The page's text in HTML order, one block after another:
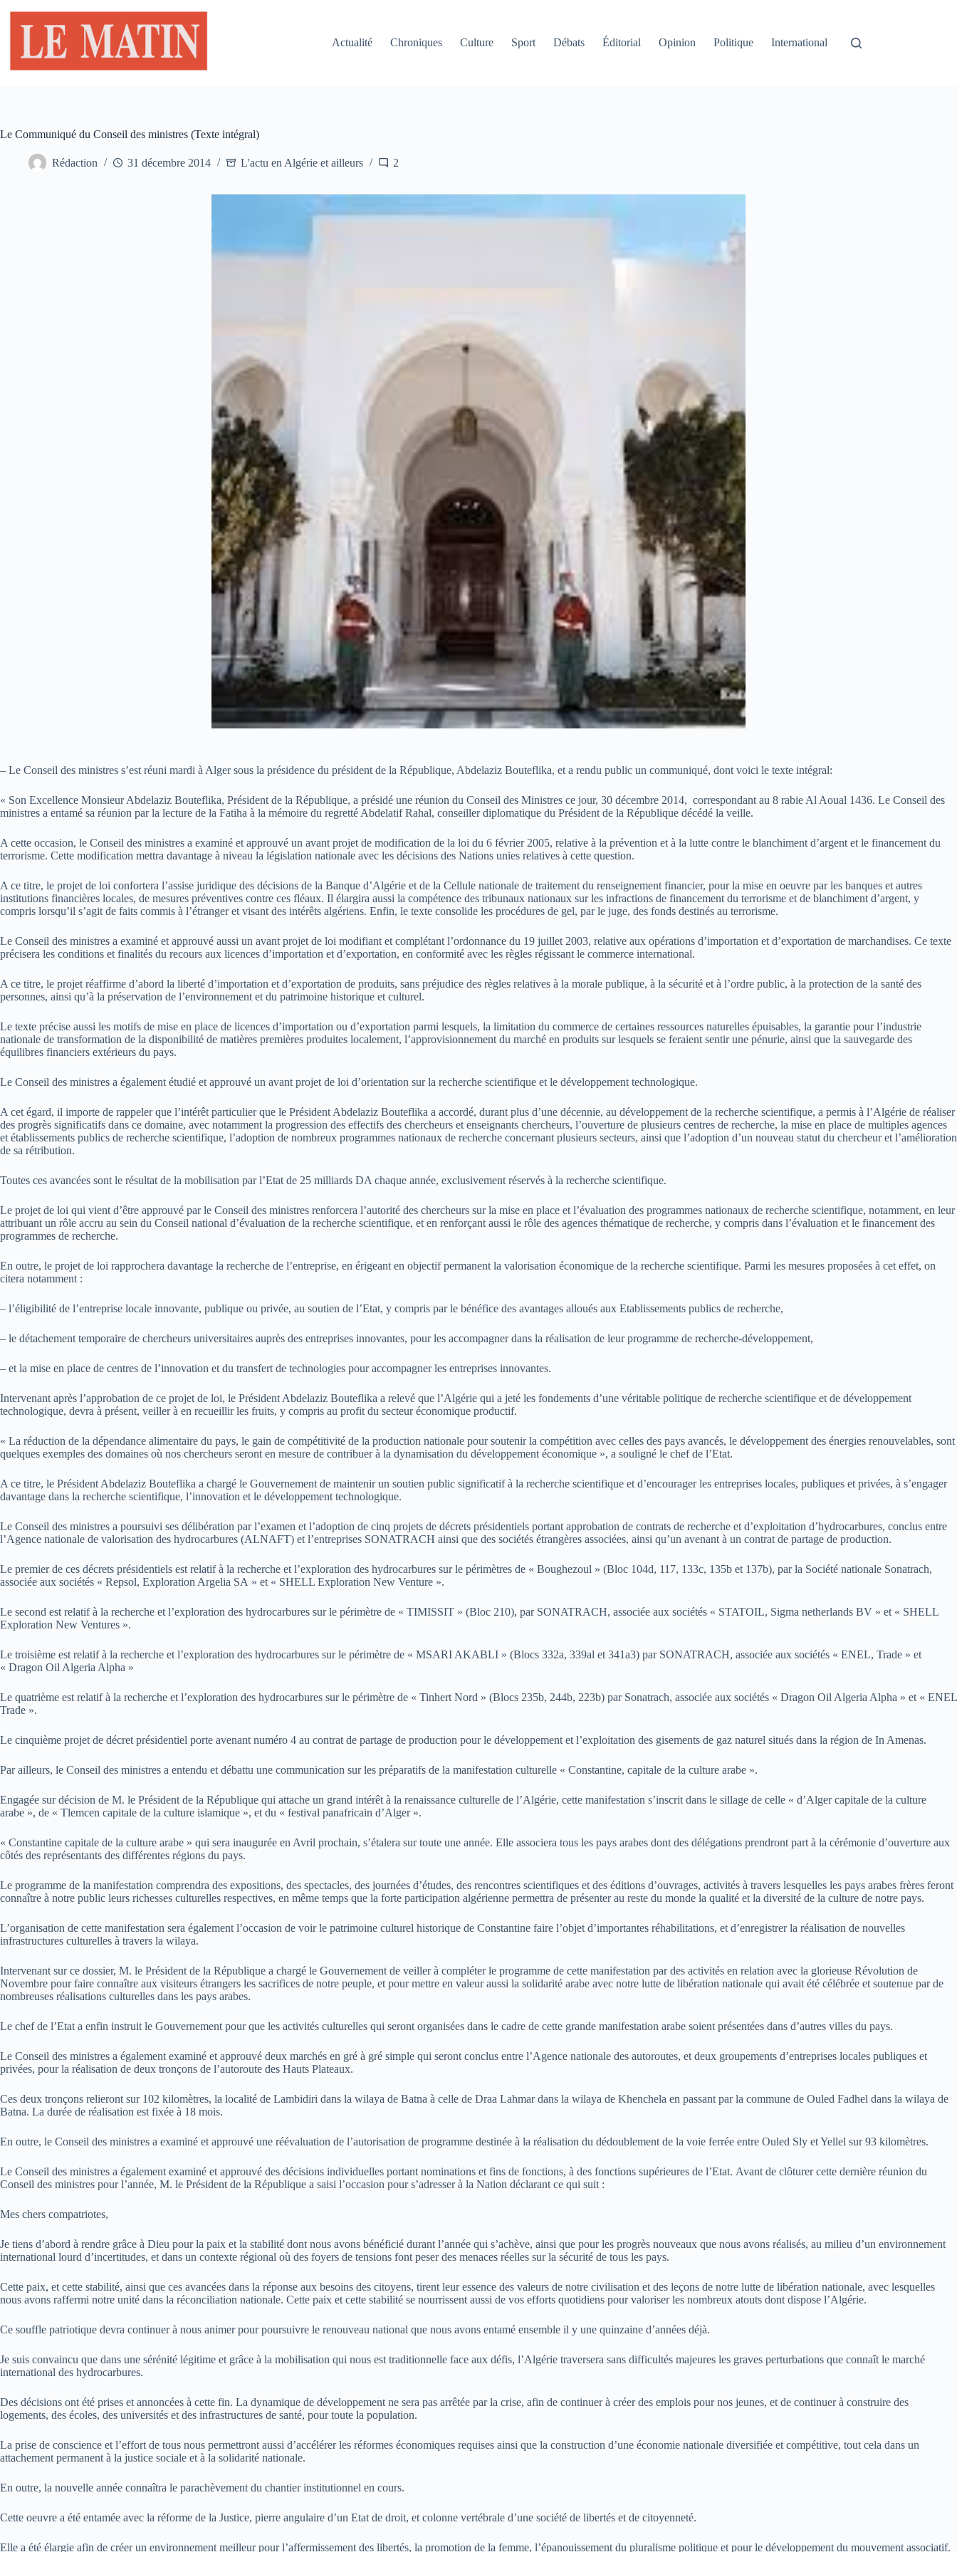
contenu
Actualité
Chroniques Culture Sport Débats Éditorial Opinion Politique International
Le Communiqué du Conseil des ministres (Texte intégral)
Rédaction 31 décembre 2014 L'actu en Algérie et ailleurs 2
– Le Conseil des ministres s’est réuni mardi à Alger sous la présidence du président de la République, Abdelaziz Bouteflika, et a rendu public un communiqué, dont voici le texte intégral:
« Son Excellence Monsieur Abdelaziz Bouteflika, Président de la République, a présidé une réunion du Conseil des Ministres ce jour, 30 décembre 2014, correspondant au 8 rabie Al Aoual 1436. Le Conseil des
ministres a entamé sa réunion par la lecture de la Fatiha à la mémoire du regretté Abdelatif Rahal, conseiller diplomatique du Président de la République décédé la veille.
A cette occasion, le Conseil des ministres a examiné et approuvé un avant projet de modification de la loi du 6 février 2005, relative à la prévention et à la lutte contre le blanchiment d’argent et le financement du
terrorisme. Cette modification mettra davantage à niveau la législation nationale avec les décisions des Nations unies relatives à cette question.
A ce titre, le projet de loi confortera l’assise juridique des décisions de la Banque d’Algérie et de la Cellule nationale de traitement du renseignement financier, pour la mise en oeuvre par les banques et autres
institutions financières locales, de mesures préventives contre ces fléaux. Il élargira aussi la compétence des tribunaux nationaux sur les infractions de financement du terrorisme et de blanchiment d’argent, y
compris lorsqu’il s’agit de faits commis à l’étranger et visant des intérêts algériens. Enfin, le texte consolide les procédures de gel, par le juge, des fonds destinés au terrorisme.
Le Conseil des ministres a examiné et approuvé aussi un avant projet de loi modifiant et complétant l’ordonnance du 19 juillet 2003, relative aux opérations d’importation et d’exportation de marchandises. Ce texte
précisera les conditions et finalités du recours aux licences d’importation et d’exportation, en conformité avec les règles régissant le commerce international.
A ce titre, le projet réaffirme d’abord la liberté d’importation et d’exportation de produits, sans préjudice des règles relatives à la morale publique, à la sécurité et à l’ordre public, à la protection de la santé des
personnes, ainsi qu’à la préservation de l’environnement et du patrimoine historique et culturel.
Le texte précise aussi les motifs de mise en place de licences d’importation ou d’exportation parmi lesquels, la limitation du commerce de certaines ressources naturelles épuisables, la garantie pour l’industrie
nationale de transformation de la disponibilité de matières premières produites localement, l’approvisionnement du marché en produits sur lesquels se feraient sentir une pénurie, ainsi que la sauvegarde des
équilibres financiers extérieurs du pays.
Le Conseil des ministres a également étudié et approuvé un avant projet de loi d’orientation sur la recherche scientifique et le développement technologique.
A cet égard, il importe de rappeler que l’intérêt particulier que le Président Abdelaziz Bouteflika a accordé, durant plus d’une décennie, au développement de la recherche scientifique, a permis à l’Algérie de réaliser
des progrès significatifs dans ce domaine, avec notamment la progression des effectifs des chercheurs et enseignants chercheurs, l’ouverture de plusieurs centres de recherche, la mise en place de multiples agences
et établissements publics de recherche scientifique, l’adoption de nombreux programmes nationaux de recherche concernant plusieurs secteurs, ainsi que l’adoption d’un nouveau statut du chercheur et l’amélioration
de sa rétribution.
Toutes ces avancées sont le résultat de la mobilisation par l’Etat de 25 milliards DA chaque année, exclusivement réservés à la recherche scientifique.
Le projet de loi qui vient d’être approuvé par le Conseil des ministres renforcera l’autorité des chercheurs sur la mise en place et l’évaluation des programmes nationaux de recherche scientifique, notamment, en leur
attribuant un rôle accru au sein du Conseil national d’évaluation de la recherche scientifique, et en renforçant aussi le rôle des agences thématique de recherche, y compris dans l’évaluation et le financement des
programmes de recherche.
En outre, le projet de loi rapprochera davantage la recherche de l’entreprise, en érigeant en objectif permanent la valorisation économique de la recherche scientifique. Parmi les mesures proposées à cet effet, on
citera notamment :
– l’éligibilité de l’entreprise locale innovante, publique ou privée, au soutien de l’Etat, y compris par le bénéfice des avantages alloués aux Etablissements publics de recherche,
– le détachement temporaire de chercheurs universitaires auprès des entreprises innovantes, pour les accompagner dans la réalisation de leur programme de recherche-développement,
– et la mise en place de centres de l’innovation et du transfert de technologies pour accompagner les entreprises innovantes.
Intervenant après l’approbation de ce projet de loi, le Président Abdelaziz Bouteflika a relevé que l’Algérie qui a jeté les fondements d’une véritable politique de recherche scientifique et de développement
technologique, devra à présent, veiller à en recueillir les fruits, y compris au profit du secteur économique productif.
« La réduction de la dépendance alimentaire du pays, le gain de compétitivité de la production nationale pour soutenir la compétition avec celles des pays avancés, le développement des énergies renouvelables, sont
quelques exemples des domaines où nos chercheurs seront en mesure de contribuer à la dynamisation du développement économique », a souligné le chef de l’Etat.
A ce titre, le Président Abdelaziz Bouteflika a chargé le Gouvernement de maintenir un soutien public significatif à la recherche scientifique et d’encourager les entreprises locales, publiques et privées, à s’engager
davantage dans la recherche scientifique, l’innovation et le développement technologique.
Le Conseil des ministres a poursuivi ses délibération par l’examen et l’adoption de cinq projets de décrets présidentiels portant approbation de contrats de recherche et d’exploitation d’hydrocarbures, conclus entre
l’Agence nationale de valorisation des hydrocarbures (ALNAFT) et l’entreprises SONATRACH ainsi que des sociétés étrangères associées, ainsi qu’un avenant à un contrat de partage de production.
Le premier de ces décrets présidentiels est relatif à la recherche et l’exploration des hydrocarbures sur le périmètres de « Boughezoul » (Bloc 104d, 117, 133c, 135b et 137b), par la Société nationale Sonatrach,
associée aux sociétés « Repsol, Exploration Argelia SA » et « SHELL Exploration New Venture ».
Le second est relatif à la recherche et l’exploration des hydrocarbures sur le périmètre de « TIMISSIT » (Bloc 210), par SONATRACH, associée aux sociétés « STATOIL, Sigma netherlands BV » et « SHELL
Exploration New Ventures ».
Le troisième est relatif à la recherche et l’exploration des hydrocarbures sur le périmètre de « MSARI AKABLI » (Blocs 332a, 339al et 341a3) par SONATRACH, associée aux sociétés « ENEL, Trade » et
« Dragon Oil Algeria Alpha »
Le quatrième est relatif à la recherche et l’exploration des hydrocarbures sur le périmètre de « Tinhert Nord » (Blocs 235b, 244b, 223b) par Sonatrach, associée aux sociétés « Dragon Oil Algeria Alpha » et « ENEL
Trade ».
Le cinquième projet de décret présidentiel porte avenant numéro 4 au contrat de partage de production pour le développement et l’exploitation des gisements de gaz naturel situés dans la région de In Amenas.
Par ailleurs, le Conseil des ministres a entendu et débattu une communication sur les préparatifs de la manifestation culturelle « Constantine, capitale de la culture arabe ».
Engagée sur décision de M. le Président de la République qui attache un grand intérêt à la renaissance culturelle de l’Algérie, cette manifestation s’inscrit dans le sillage de celle « d’Alger capitale de la culture
arabe », de « Tlemcen capitale de la culture islamique », et du « festival panafricain d’Alger ».
« Constantine capitale de la culture arabe » qui sera inaugurée en Avril prochain, s’étalera sur toute une année. Elle associera tous les pays arabes dont des délégations prendront part à la cérémonie d’ouverture aux
côtés des représentants des différentes régions du pays.
Le programme de la manifestation comprendra des expositions, des spectacles, des journées d’études, des rencontres scientifiques et des éditions d’ouvrages, activités à travers lesquelles les pays arabes frères feront
connaître à notre public leurs richesses culturelles respectives, en même temps que la forte participation algérienne permettra de présenter au reste du monde la qualité et la diversité de la culture de notre pays.
L’organisation de cette manifestation sera également l’occasion de voir le patrimoine culturel historique de Constantine faire l’objet d’importantes réhabilitations, et d’enregistrer la réalisation de nouvelles
infrastructures culturelles à travers la wilaya.
Intervenant sur ce dossier, M. le Président de la République a chargé le Gouvernement de veiller à compléter le programme de cette manifestation par des activités en relation avec la glorieuse Révolution de
Novembre pour faire connaître aux visiteurs étrangers les sacrifices de notre peuple, et pour mettre en valeur aussi la solidarité arabe avec notre lutte de libération nationale qui avait été célébrée et soutenue par de
nombreuses réalisations culturelles dans les pays arabes.
Le chef de l’Etat a enfin instruit le Gouvernement pour que les activités culturelles qui seront organisées dans le cadre de cette grande manifestation arabe soient présentées dans d’autres villes du pays.
Le Conseil des ministres a également examiné et approuvé deux marchés en gré à gré simple qui seront conclus entre l’Agence nationale des autoroutes, et deux groupements d’entreprises locales publiques et
privées, pour la réalisation de deux tronçons de l’autoroute des Hauts Plateaux.
Ces deux tronçons relieront sur 102 kilomètres, la localité de Lambidiri dans la wilaya de Batna à celle de Draa Lahmar dans la wilaya de Khenchela en passant par la commune de Ouled Fadhel dans la wilaya de
Batna. La durée de réalisation est fixée à 18 mois.
En outre, le Conseil des ministres a examiné et approuvé une réévaluation de l’autorisation de programme destinée à la réalisation du dédoublement de la voie ferrée entre Ouled Sly et Yellel sur 93 kilomètres.
Le Conseil des ministres a également examiné et approuvé des décisions individuelles portant nominations et fins de fonctions, à des fonctions supérieures de l’Etat. Avant de clôturer cette dernière réunion du
Conseil des ministres pour l’année, M. le Président de la République a saisi l’occasion pour s’adresser à la Nation déclarant ce qui suit :
Mes chers compatriotes,
Je tiens d’abord à rendre grâce à Dieu pour la paix et la stabilité dont nous avons bénéficié durant l’année qui s’achève, ainsi que pour les progrès nouveaux que nous avons réalisés, au milieu d’un environnement
international lourd d’incertitudes, et dans un contexte régional où des foyers de tensions font peser des menaces réelles sur la sécurité de tous les pays.
Cette paix, et cette stabilité, ainsi que ces avancées dans la réponse aux besoins des citoyens, tirent leur essence des valeurs de notre civilisation et des leçons de notre lutte de libération nationale, avec lesquelles
nous avons raffermi notre unité dans la réconciliation nationale. Cette paix et cette stabilité se nourrissent aussi de vos efforts quotidiens pour valoriser les nombreux atouts dont dispose l’Algérie.
Ce souffle patriotique devra continuer à nous animer pour poursuivre le renouveau national que nous avons entamé ensemble il y une quinzaine d’années déjà.
Je suis convaincu que dans une sérénité légitime et grâce à la mobilisation qui nous est traditionnelle face aux défis, l’Algérie traversera sans difficultés majeures les graves perturbations que connaît le marché
international des hydrocarbures.
Des décisions ont été prises et annoncées à cette fin. La dynamique de développement ne sera pas arrêtée par la crise, afin de continuer à créer des emplois pour nos jeunes, et de continuer à construire des
logements, des écoles, des universités et des infrastructures de santé, pour toute la population.
La prise de conscience et l’effort de tous nous permettront aussi d’accélérer les réformes économiques requises ainsi que la construction d’une économie nationale diversifiée et compétitive, tout cela dans un
attachement permanent à la justice sociale et à la solidarité nationale.
En outre, la nouvelle année connaîtra le parachèvement du chantier institutionnel en cours.
Cette oeuvre a été entamée avec la réforme de la Justice, pierre angulaire d’un Etat de droit, et colonne vertébrale d’une société de libertés et de citoyenneté.
Elle a été élargie afin de créer un environnement meilleur pour l’affermissement des libertés, la promotion de la femme, l’épanouissement du pluralisme politique et pour le développement du mouvement associatif.